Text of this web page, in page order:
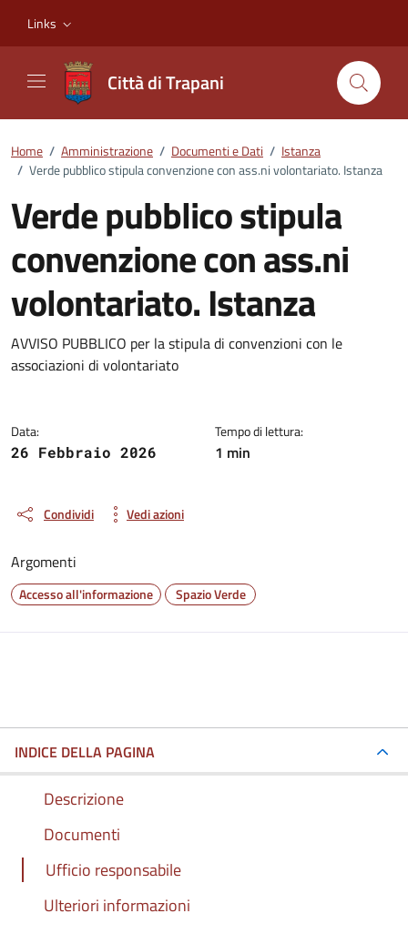
Links
Città di Trapani
Home / Amministrazione / Documenti e Dati / Istanza
/ Verde pubblico stipula convenzione con ass.ni volontariato. Istanza
Verde pubblico stipula
convenzione con ass.ni
volontariato. Istanza
Dettagli del documento
AVVISO PUBBLICO per la stipula di convenzioni con le
associazioni di volontariato
Data:
26 Febbraio 2026
Tempo di lettura:
1 min
Condividi Vedi azioni
Argomenti
Accesso all'informazione Spazio Verde
INDICE DELLA PAGINA
Descrizione
Documenti
Ufficio responsabile
Ulteriori informazioni